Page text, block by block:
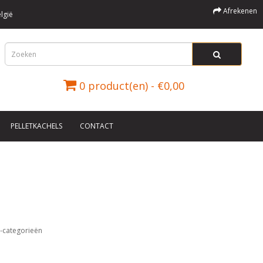
Afrekenen
0 product(en) - €0,00
PELLETKACHELS CONTACT
categorieën